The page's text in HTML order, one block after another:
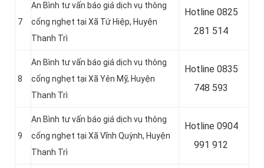
7
An Bình tư vấn báo giá dịch vụ thông
cống nghẹt tại Xã Tứ Hiệp, Huyện
Thanh Trì
Hotline 0825
281 514
8
An Bình tư vấn báo giá dịch vụ thông
cống nghẹt tại Xã Yên Mỹ, Huyện
Thanh Trì
Hotline 0835
748 593
9
An Bình tư vấn báo giá dịch vụ thông
cống nghẹt tại Xã Vĩnh Quỳnh, Huyện
Thanh Trì
Hotline 0904
991 912